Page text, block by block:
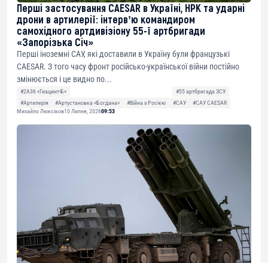
Перші застосування CAESAR в Україні, НРК та ударні
дрони в артилерії: інтервʼю командиром
самохідного артдивізіону 55-ї артбригади
«Запорізька Січ»
Перші іноземні САУ, які доставили в Україну були французькі
CAESAR. З того часу фронт російсько-української війни постійно
змінюється і це видно по...
#2А36 «Гиацинт-Б»
#55 артбригада ЗСУ
#Артилерія
#Артустановка «Богдана» #Війна з Росією #САУ
#САУ CAESAR
Михайло Люксіков10 Липня, 202609:53